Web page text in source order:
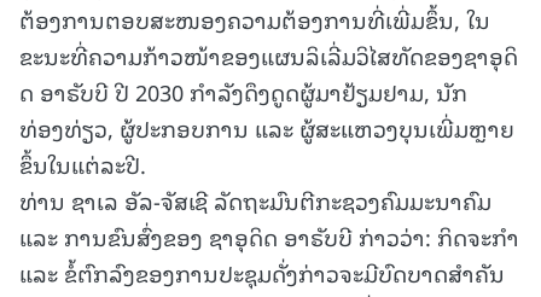
ຕ້ອງການຕອບສະໜອງຄວາມຕ້ອງການທີ່ເພີ່ມຂຶ້ນ, ໃນ
ຂະນະທີ່ຄວາມກ້າວໜ້າຂອງແຜນລິເລີ່ມວິໄສທັດຂອງຊາອຸດິ
ດ ອາຣັບບີ ປີ 2030 ກຳລັງດຶງດູດຜູ້ມາຢ້ຽມຢາມ, ນັກ
ທ່ອງທ່ຽວ, ຜູ້ປະກອບການ ແລະ ຜູ້ສະແຫວງບຸນເພີ່ມຫຼາຍ
ຂຶ້ນໃນແຕ່ລະປີ.
ທ່ານ ຊາເລ ອັລ-ຈັສເຊີ ລັດຖະມົນຕີກະຊວງຄົມມະນາຄົມ
ແລະ ການຂົນສົ່ງຂອງ ຊາອຸດິດ ອາຣັບບີ ກ່າວວ່າ: ກິດຈະກຳ
ແລະ ຂໍ້ຕົກລົງຂອງການປະຊຸມດັ່ງກ່າວຈະມີບົດບາດສຳຄັນ